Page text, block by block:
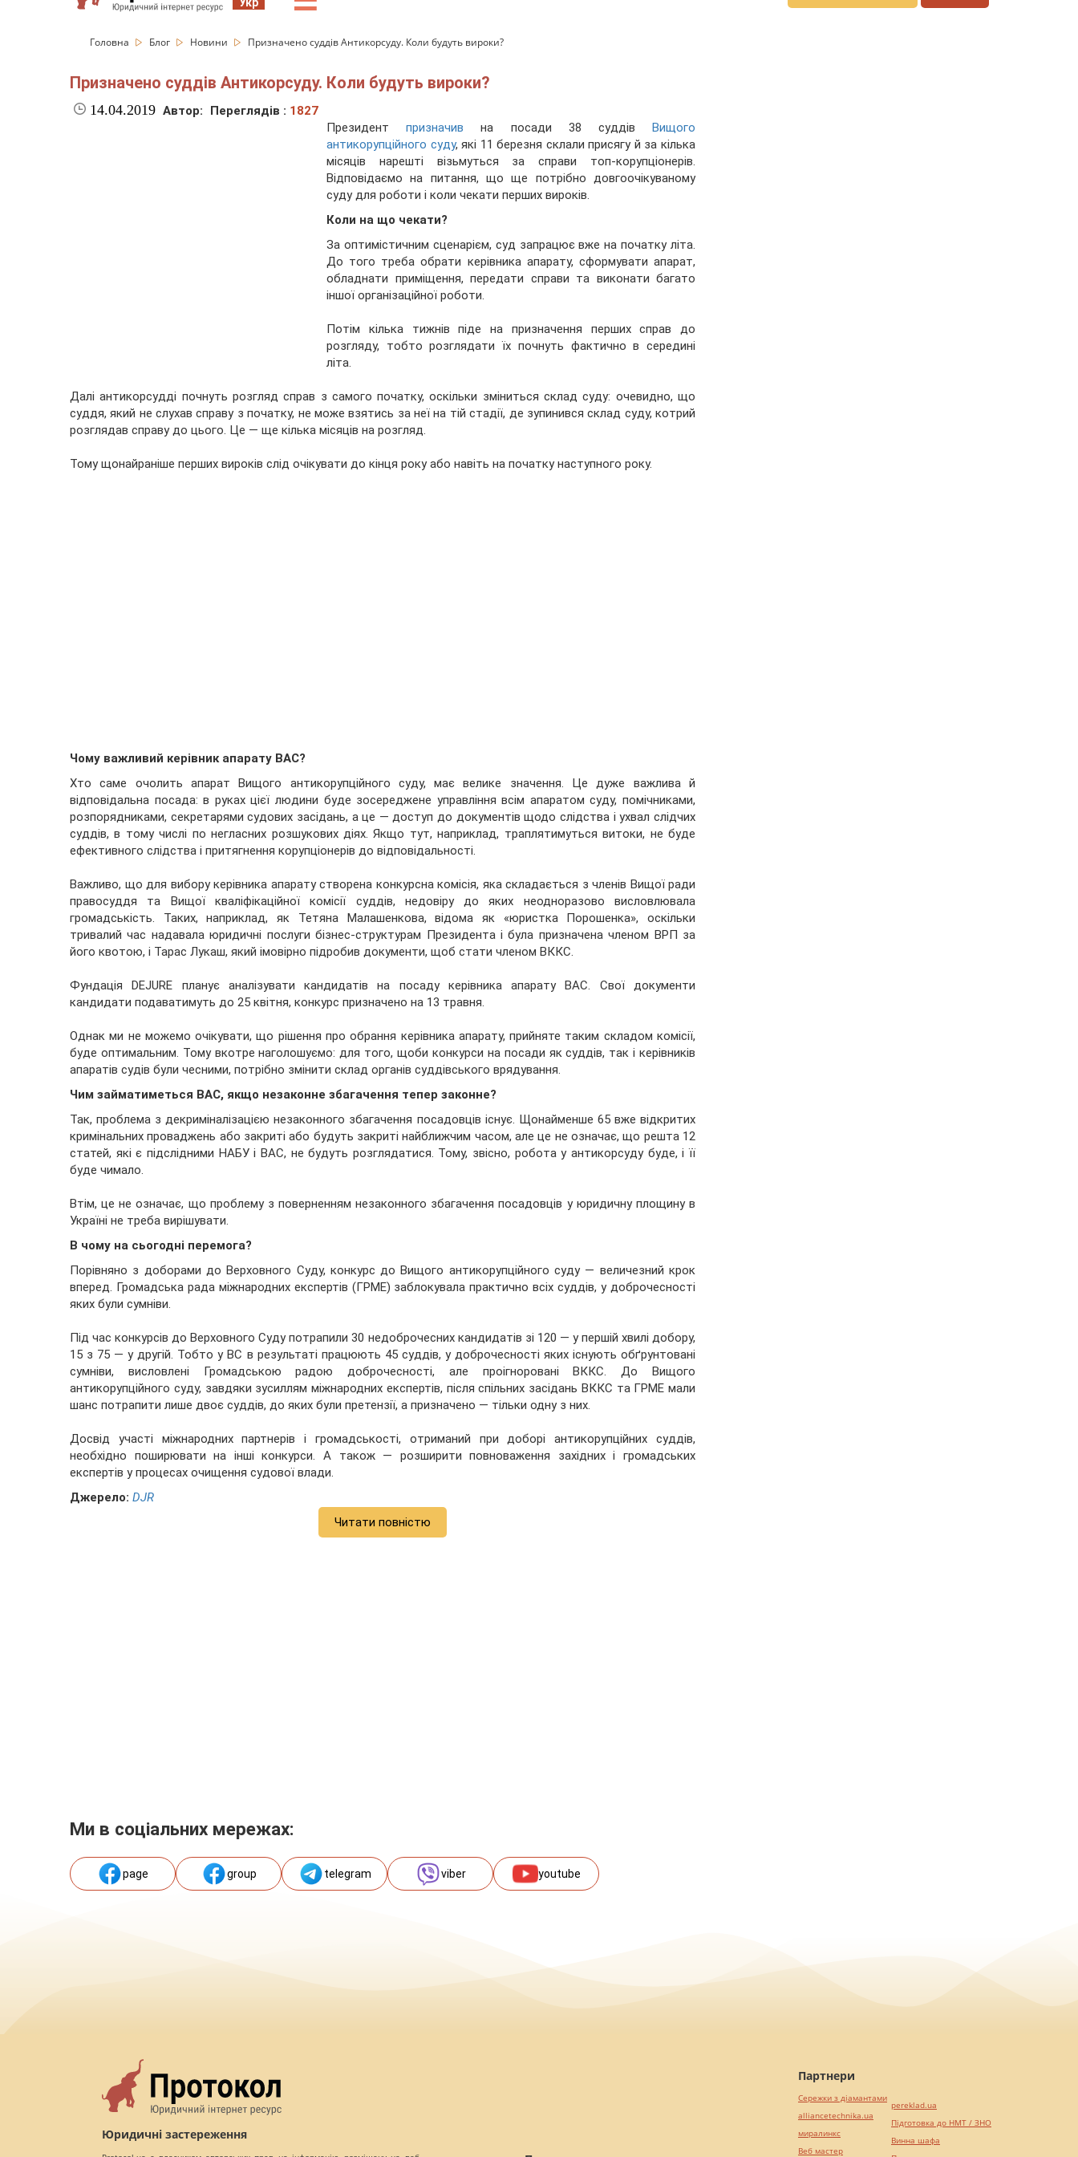
Головна Блог Новини Призначено суддів Антикорсуду. Коли будуть вироки?
Призначено суддів Антикорсуду. Коли будуть вироки?
14.04.2019 Автор: Переглядів : 1827
Президентпризначив на посади 38 суддів
Вищого
антикорупційного суду, які 11 березня склали присягу й за кілька
місяців нарешті візьмуться за справи топ-корупціонерів.
Відповідаємо на питання, що ще потрібно довгоочікуваному
суду для роботи і коли чекати перших вироків.
Коли на що чекати?
За оптимістичним сценарієм, суд запрацює вже на початку літа.
До того треба обрати керівника апарату, сформувати апарат,
обладнати приміщення, передати справи та виконати багато
іншої організаційної роботи.
Потім кілька тижнів піде на призначення перших справ до
розгляду, тобто розглядати їх почнуть фактично в середині
літа.
Далі антикорсудді почнуть розгляд справ з самого початку, оскільки зміниться склад суду: очевидно, що
суддя, який не слухав справу з початку, не може взятись за неї на тій стадії, де зупинився склад суду, котрий
розглядав справу до цього. Це — ще кілька місяців на розгляд.
Тому щонайраніше перших вироків слід очікувати до кінця року або навіть на початку наступного року.
Чому важливий керівник апарату ВАС?
Хто саме очолить апарат Вищого антикорупційного суду, має велике значення. Це дуже важлива й
відповідальна посада: в руках цієї людини буде зосереджене управління всім апаратом суду, помічниками,
розпорядниками, секретарями судових засідань, а це — доступ до документів щодо слідства і ухвал слідчих
суддів, в тому числі по негласних розшукових діях. Якщо тут, наприклад, траплятимуться витоки, не буде
ефективного слідства і притягнення корупціонерів до відповідальності.
Важливо, що для вибору керівника апарату створена конкурсна комісія, яка складається з членів Вищої ради
правосуддя та Вищої кваліфікаційної комісії суддів, недовіру до яких неодноразово висловлювала
громадськість. Таких, наприклад, як Тетяна Малашенкова, відома як «юристка Порошенка», оскільки
тривалий час надавала юридичні послуги бізнес-структурам Президента і була призначена членом ВРП за
його квотою, і Тарас Лукаш, який імовірно підробив документи, щоб стати членом ВККС.
Фундація DEJURE планує аналізувати кандидатів на посаду керівника апарату ВАС. Свої документи
кандидати подаватимуть до 25 квітня, конкурс призначено на 13 травня.
Однак ми не можемо очікувати, що рішення про обрання керівника апарату, прийняте таким складом комісії,
буде оптимальним. Тому вкотре наголошуємо: для того, щоби конкурси на посади як суддів, так і керівників
апаратів судів були чесними, потрібно змінити склад органів суддівського врядування.
Чим займатиметься ВАС, якщо незаконне збагачення тепер законне?
Так, проблема з декриміналізацією незаконного збагачення посадовців існує. Щонайменше 65 вже відкритих
кримінальних проваджень або закриті або будуть закриті найближчим часом, але це не означає, що решта 12
статей, які є підслідними НАБУ і ВАС, не будуть розглядатися. Тому, звісно, робота у антикорсуду буде, і її
буде чимало.
Втім, це не означає, що проблему з поверненням незаконного збагачення посадовців у юридичну площину в
Україні не треба вирішувати.
В чому на сьогодні перемога?
Порівняно з доборами до Верховного Суду, конкурс до Вищого антикорупційного суду — величезний крок
вперед. Громадська рада міжнародних експертів (ГРМЕ) заблокувала практично всіх суддів, у доброчесності
яких були сумніви.
Під час конкурсів до Верховного Суду потрапили 30 недоброчесних кандидатів зі 120 — у першій хвилі добору,
15 з 75 — у другій. Тобто у ВС в результаті працюють 45 суддів, у доброчесності яких існують обґрунтовані
сумніви, висловлені Громадською радою доброчесності, але проігноровані ВККС. До Вищого
антикорупційного суду, завдяки зусиллям міжнародних експертів, після спільних засідань ВККС та ГРМЕ мали
шанс потрапити лише двоє суддів, до яких були претензії, а призначено — тільки одну з них.
Досвід участі міжнародних партнерів і громадськості, отриманий при доборі антикорупційних суддів,
необхідно поширювати на інші конкурси. А також — розширити повноваження західних і громадських
експертів у процесах очищення судової влади.
Джерело: DJR
Читати повністю
Ми в соціальних мережах:
page group telegram viber youtube
Юридичні застереження
Партнери
Сережки з діамантами
alliancetechnika.ua
миралинкс
Веб мастер
pereklad.ua
Підготовка до НМТ / ЗНО
Винна шафа